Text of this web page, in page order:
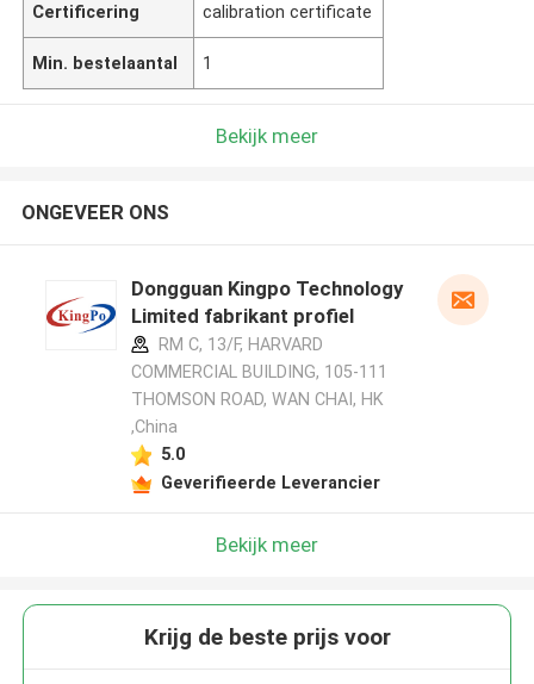
Certificering calibration certificate
Min. bestelaantal 1
Bekijk meer
ONGEVEER ONS
Dongguan Kingpo Technology
Limited fabrikant profiel
RM C, 13/F, HARVARD
COMMERCIAL BUILDING, 105-111
THOMSON ROAD, WAN CHAI, HK
,China
5.0
Geverifieerde Leverancier
Bekijk meer
Krijg de beste prijs voor